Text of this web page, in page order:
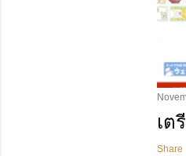
เต
Share